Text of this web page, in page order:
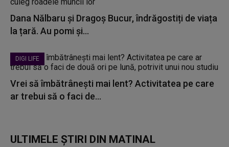
Dana Nălbaru și Dragoș Bucur, îndrăgostiți de viața
la țară. Au pomi și...
DIGI LIFE
Vrei să îmbătrânești mai lent? Activitatea pe care
ar trebui să o faci de...
ULTIMELE ȘTIRI DIN MATINAL